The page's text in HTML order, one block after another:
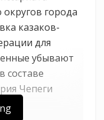
города
казаков-
для
убывают
составе
Чепеги